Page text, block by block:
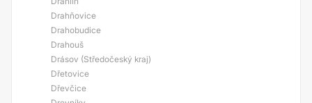
Drahňovice
Drahobudice
Drahouš
Drásov (Středočeský kraj)
Dřetovice
Dřevčice